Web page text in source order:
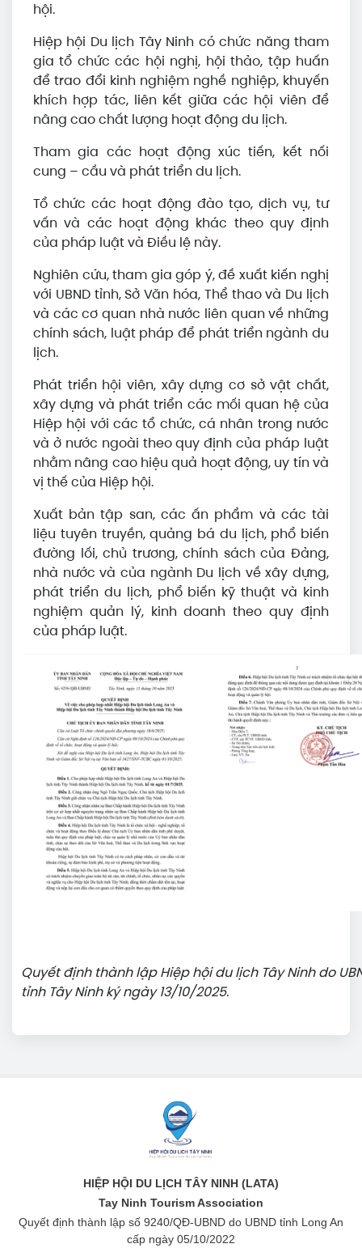
hội.
Hiệp hội Du lịch Tây Ninh có chức năng tham
gia tổ chức các hội nghị, hội thảo, tập huấn
để trao đổi kinh nghiệm nghề nghiệp, khuyến
khích hợp tác, liên kết giữa các hội viên để
nâng cao chất lượng hoạt động du lịch.
Tham gia các hoạt động xúc tiến, kết nối
cung – cầu và phát triển du lịch.
Tổ chức các hoạt động đào tạo, dịch vụ, tư
vấn và các hoạt động khác theo quy định
của pháp luật và Điều lệ này.
Nghiên cứu, tham gia góp ý, đề xuất kiến nghị
với UBND tỉnh, Sở Văn hóa, Thể thao và Du lịch
và các cơ quan nhà nước liên quan về những
chính sách, luật pháp để phát triển ngành du
lịch.
Phát triển hội viên, xây dựng cơ sở vật chất,
xây dựng và phát triển các mối quan hệ của
Hiệp hội với các tổ chức, cá nhân trong nước
và ở nước ngoài theo quy định của pháp luật
nhằm nâng cao hiệu quả hoạt động, uy tín và
vị thế của Hiệp hội.
Xuất bản tập san, các ấn phẩm và các tài
liệu tuyên truyền, quảng bá du lịch, phổ biến
đường lối, chủ trương, chính sách của Đảng,
nhà nước và của ngành Du lịch về xây dựng,
phát triển du lịch, phổ biến kỹ thuật và kinh
nghiệm quản lý, kinh doanh theo quy định
của pháp luật.
Quyết định thành lập Hiệp hội du lịch Tây Ninh do
tỉnh Tây Ninh ký ngày 13/10/2025.
HIỆP HỘI DU LỊCH TÂY NINH (LATA)
Tay Ninh Tourism Association
Quyết định thành lập số 9240/QĐ-UBND do UBND tỉnh Long An
cấp ngày 05/10/2022